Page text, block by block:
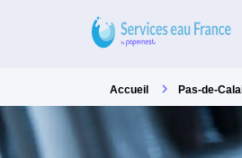
Accueil Pas-de-